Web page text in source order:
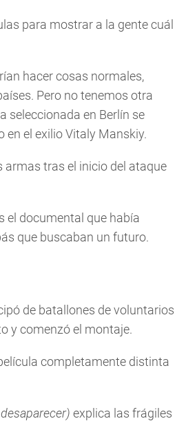
para mostrar a la gente cuál
hacer cosas normales,
Pero no tenemos otra
seleccionada en Berlín se
el exilio Vitaly Manskiy.
tras el inicio del ataque
el documental que había
que buscaban un futuro.
de batallones de voluntarios
y comenzó el montaje.
completamente distinta
explica las frágiles